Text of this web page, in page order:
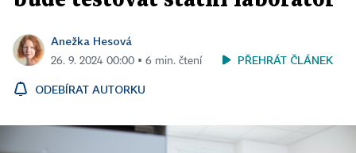
Anežka Hesová
26. 9. 2024 00:00 ▪ 6 min. čtení PŘEHRÁT ČLÁNEK
ODEBÍRAT AUTORKU